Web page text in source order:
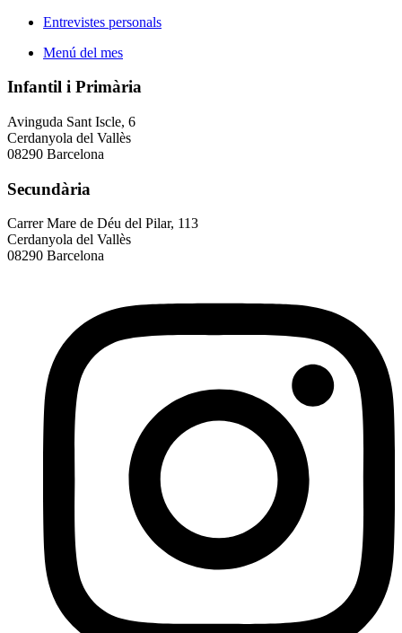
Entrevistes personals
Menú del mes
Infantil i Primària
Avinguda Sant Iscle, 6
Cerdanyola del Vallès
08290 Barcelona
Secundària
Carrer Mare de Déu del Pilar, 113
Cerdanyola del Vallès
08290 Barcelona